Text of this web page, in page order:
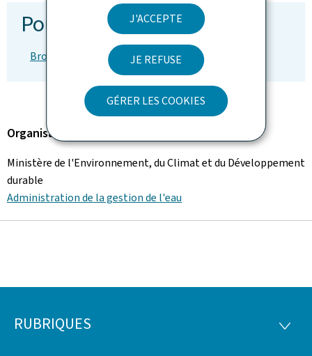
J'ACCEPTE
JE REFUSE
GÉRER LES COOKIES
Pour en savoir plus
Brochure de présentation (Pdf, 6,71 Mo)
Organisation
Ministère de l'Environnement, du Climat et du Développement
durable
Administration de la gestion de l'eau
Pied
RUBRIQUES